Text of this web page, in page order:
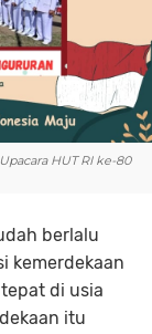
HUT RI ke-80
berlalu
kemerdekaan
di usia
itu